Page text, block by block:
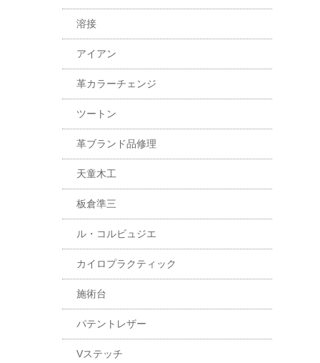
溶接
アイアン
革カラーチェンジ
ツートン
革ブランド品修理
天童木工
板倉準三
ル・コルビュジエ
カイロプラクティック
施術台
パテントレザー
Vステッチ